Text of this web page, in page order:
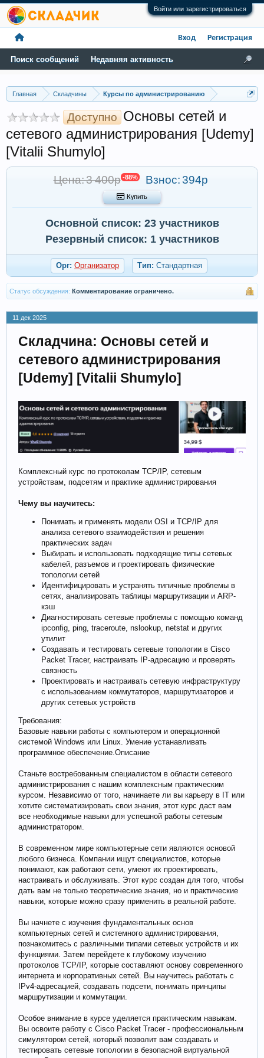
Войти или зарегистрироваться
Главная Складчины Курсы по администрированию
Доступно Основы сетей и
сетевого администрирования [Udemy]
[Vitalii Shumylo]
Цена: 3 400р -88% Взнос:394р
 Купить
Основной список: 23 участников
Резервный список: 1 участников
Орг: Организатор Тип: Стандартная
Статус обсуждения: Комментирование ограничено.
11 дек 2025
Складчина: Основы сетей и
сетевого администрирования
[Udemy] [Vitalii Shumylo]
Комплексный курс по протоколам TCP/IP, сетевым
устройствам, подсетям и практике администрирования
Чему вы научитесь:
Понимать и применять модели OSI и TCP/IP для
анализа сетевого взаимодействия и решения
практических задач
Выбирать и использовать подходящие типы сетевых
кабелей, разъемов и проектировать физические
топологии сетей
Идентифицировать и устранять типичные проблемы в
сетях, анализировать таблицы маршрутизации и ARP-
кэш
Диагностировать сетевые проблемы с помощью команд
ipconfig, ping, traceroute, nslookup, netstat и других
утилит
Создавать и тестировать сетевые топологии в Cisco
Packet Tracer, настраивать IP-адресацию и проверять
связность
Проектировать и настраивать сетевую инфраструктуру
с использованием коммутаторов, маршрутизаторов и
других сетевых устройств
Требования:
Базовые навыки работы с компьютером и операционной
системой Windows или Linux. Умение устанавливать
программное обеспечение.Описание
Станьте востребованным специалистом в области сетевого
администрирования с нашим комплексным практическим
курсом. Независимо от того, начинаете ли вы карьеру в IT или
хотите систематизировать свои знания, этот курс даст вам
все необходимые навыки для успешной работы сетевым
администратором.
В современном мире компьютерные сети являются основой
любого бизнеса. Компании ищут специалистов, которые
понимают, как работают сети, умеют их проектировать,
настраивать и обслуживать. Этот курс создан для того, чтобы
дать вам не только теоретические знания, но и практические
навыки, которые можно сразу применить в реальной работе.
Вы начнете с изучения фундаментальных основ
компьютерных сетей и системного администрирования,
познакомитесь с различными типами сетевых устройств и их
функциями. Затем перейдете к глубокому изучению
протоколов TCP/IP, которые составляют основу современного
интернета и корпоративных сетей. Вы научитесь работать с
IPv4-адресацией, создавать подсети, понимать принципы
маршрутизации и коммутации.
Особое внимание в курсе уделяется практическим навыкам.
Вы освоите работу с Cisco Packet Tracer - профессиональным
симулятором сетей, который позволит вам создавать и
тестировать сетевые топологии в безопасной виртуальной
Поиск сообщений Недавняя активность
Вход Регистрация